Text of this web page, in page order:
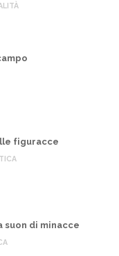
figuracce
suon di minacce